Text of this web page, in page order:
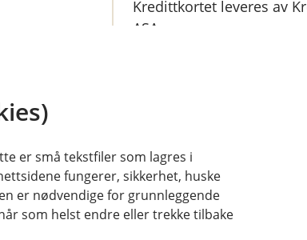
Kredittkortet leveres av
ASA.
Få ekstra trygghet når
er små tekstfiler som lagres i
fungerer, sikkerhet, huske
er nødvendige for grunnleggende
som helst endre eller trekke tilbake